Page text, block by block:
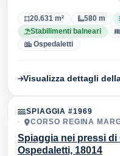
20.631 m² 580 m
Stabilimenti balneari
Ospedaletti
Visualizza dettagli
SPIAGGIA #1969
CORSO REGINA
Spiaggia nei pressi
Ospedaletti, 18014